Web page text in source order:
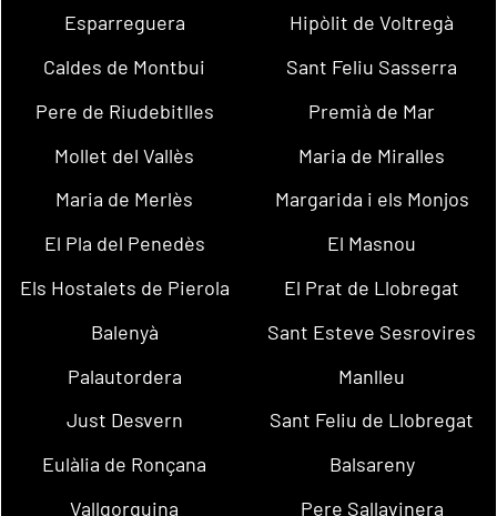
Esparreguera
Hipòlit de Voltregà
Caldes de Montbui
Sant Feliu Sasserra
Pere de Riudebitlles
Premià de Mar
Mollet del Vallès
Maria de Miralles
Maria de Merlès
Margarida i els Monjos
El Pla del Penedès
El Masnou
Els Hostalets de Pierola
El Prat de Llobregat
Balenyà
Sant Esteve Sesrovires
Palautordera
Manlleu
Just Desvern
Sant Feliu de Llobregat
Eulàlia de Ronçana
Balsareny
Vallgorguina
Pere Sallavinera